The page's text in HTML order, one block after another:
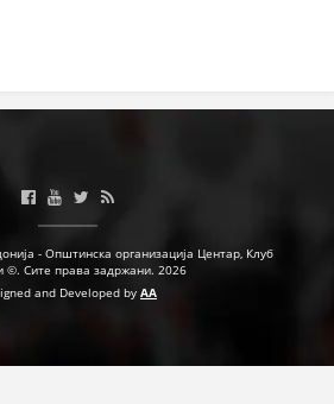
- Општинска организација Центар, Клуб
©. Сите права задржани. 2026
and Developed by AA